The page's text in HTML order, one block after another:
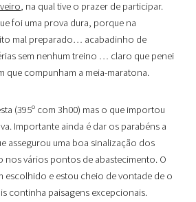
, na qual tive o prazer de participar.
foi uma prova dura, porque na
mal preparado… acabadinho de
sem nenhum treino … claro que penei
que compunham a meia-maratona.
(395º com 3h00) mas o que importou
Importante ainda é dar os parabéns a
assegurou uma boa sinalização dos
nos vários pontos de abastecimento. O
escolhido e estou cheio de vontade de o
continha paisagens excepcionais.